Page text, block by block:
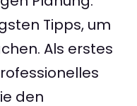
Tipps, um
Als erstes
den